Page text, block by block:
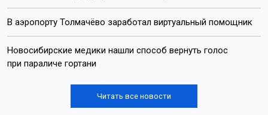
В аэропорту Толмачёво заработал виртуальный помощник
Новосибирские медики нашли способ вернуть голос
при параличе гортани
Читать все новости